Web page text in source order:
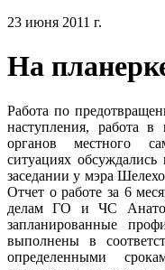
23 июня 2011 г.
На
Работа по
наступления, работа
органов местного
ситуациях
заседании у мэра
Отчет о работе за 6
делам ГО и ЧС
запланированные
выполнены в
определенными